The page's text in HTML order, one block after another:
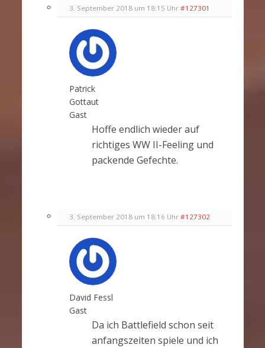
3. September 2018 um 18:15 Uhr #127301
Patrick
Gottaut
Gast
Hoffe endlich wieder auf
richtiges WW II-Feeling und
packende Gefechte.
3. September 2018 um 18:16 Uhr #127302
David Fessl
Gast
Da ich Battlefield schon seit
anfangszeiten spiele und ich